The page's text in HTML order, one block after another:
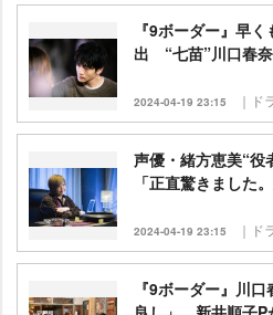
『9ボーダー』早
出 “七苗”川口春
2024-04-19 23:15 ｜ド
声優・緒方恵美“役
「正直驚きました
2024-04-19 23:15 ｜ド
『9ボーダー』川